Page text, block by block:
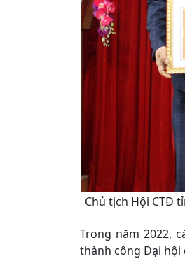
Chủ tịch Hội CTĐ
Trong năm 2022,
thành công Đại hội